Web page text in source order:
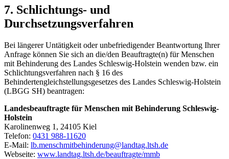
7. Schlichtungs- und
Durchsetzungsverfahren
Bei längerer Untätigkeit oder unbefriedigender Beantwortung Ihrer
Anfrage können Sie sich an die/den Beauftragte(n) für Menschen
mit Behinderung des Landes Schleswig-Holstein wenden bzw. ein
Schlichtungsverfahren nach § 16 des
Behindertengleichstellungsgesetzes des Landes Schleswig-Holstein
(LBGG SH) beantragen:
Landesbeauftragte für Menschen mit Behinderung Schleswig-
Holstein
Karolinenweg 1, 24105 Kiel
Telefon: 0431 988-11620
E-Mail: lb.menschmitbehinderung@landtag.ltsh.de
Webseite: www.landtag.ltsh.de/beauftragte/mmb